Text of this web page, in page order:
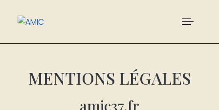
MENTIONS LÉGALES
amic37.fr